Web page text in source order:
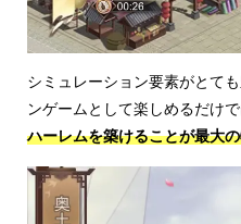
シミュレーション要素がとて
ンゲームとして楽しめるだけで
ハーレムを築けることが最大